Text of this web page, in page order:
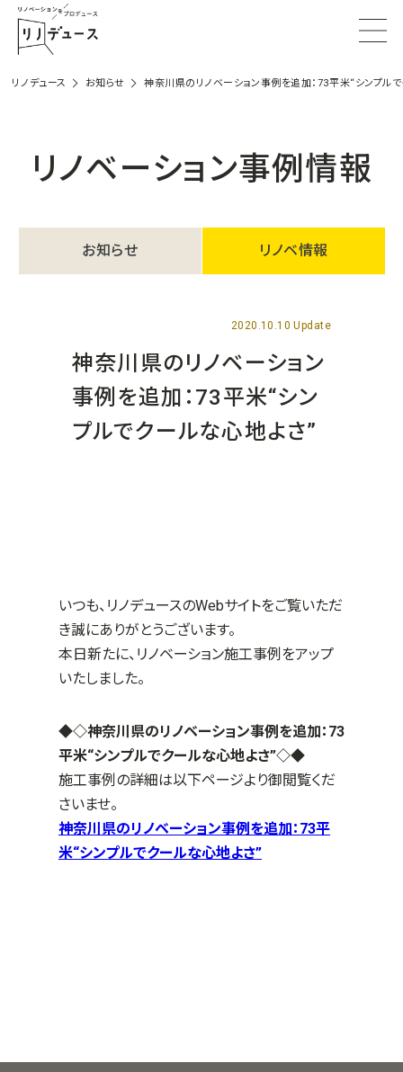
リノデュース お知らせ 神奈川県のリノベーション事例を追加：73平米“シンプル
リノベーション事例情報
お知らせ リノベ情報
2020.10.10 Update
神奈川県のリノベーション
事例を追加：73平米“シン
プルでクールな心地よさ”
いつも、リノデュースのWebサイトをご覧いただ
き誠にありがとうございます。
本日新たに、リノベーション施工事例をアップ
いたしました。
◆◇神奈川県のリノベーション事例を追加：73
平米“シンプルでクールな心地よさ”◇◆
施工事例の詳細は以下ページより御閲覧くだ
さいませ。
神奈川県のリノベーション事例を追加：73平
米“シンプルでクールな心地よさ”